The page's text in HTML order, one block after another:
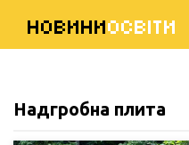
НОВИНИОСВІТИ
Надгробна плита